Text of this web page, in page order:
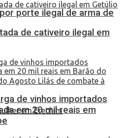
porte ilegal de arma de
de cativeiro ilegal em
de vinhos importados
em 20 mil reais em